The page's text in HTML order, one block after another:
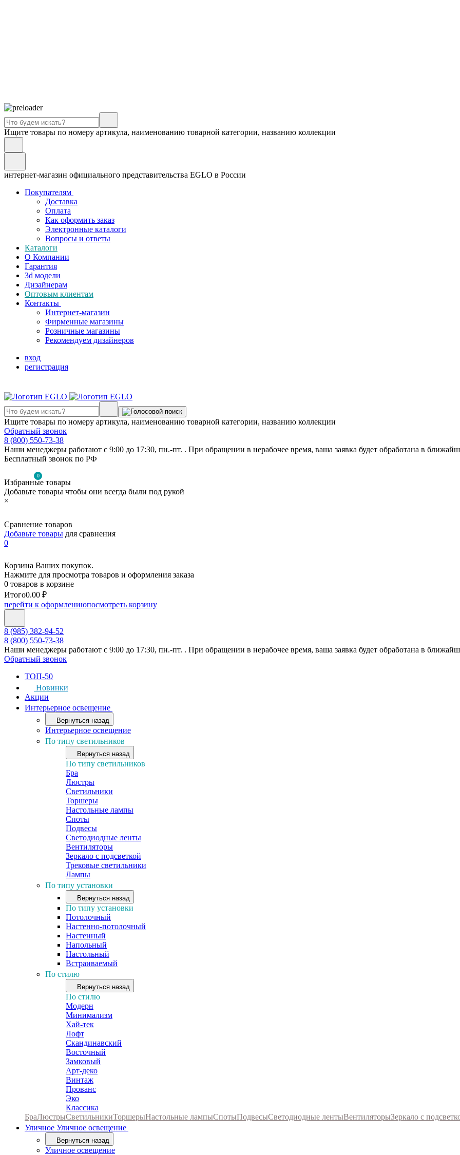
Ищите товары по номеру артикула, наименованию товарной категории, названию коллекции
интернет-магазин официального представительства EGLO в России
Покупателям
Доставка
Оплата
Как оформить заказ
Электронные каталоги
Вопросы и ответы
Каталоги
О Компании
Гарантия
3d модели
Дизайнерам
Оптовым клиентам
Контакты
Интернет-магазин
Фирменные магазины
Розничные магазины
Рекомендуем дизайнеров
вход
регистрация
Ищите товары по номеру артикула, наименованию товарной категории, названию коллекции
Обратный звонок
8 (800) 550-73-38
Наши менеджеры работают с 9:00 до 17:30, пн.-пт. . При обращении в нерабочее время, ваша заявка будет обработана в
Бесплатный звонок по РФ
0
Избранные товары
Добавьте товары чтобы они всегда были под рукой
×
Сравнение товаров
Добавьте товары для сравнения
0
Корзина Ваших покупок.
Нажмите для просмотра товаров и оформления заказа
0 товаров в корзине
Итого0.00 ₽
перейти к оформлениюпосмотреть корзину
8 (985) 382-94-52
8 (800) 550-73-38
Наши менеджеры работают с 9:00 до 17:30, пн.-пт. . При обращении в нерабочее время, ваша заявка будет обработана в
Обратный звонок
ТОП-50
Новинки
Акции
Интерьерное освещение
Вернуться назад
Интерьерное освещение
По типу светильников
Вернуться назад
По типу светильников
Бра
Люстры
Светильники
Торшеры
Настольные лампы
Споты
Подвесы
Светодиодные ленты
Вентиляторы
Зеркало с подсветкой
Трековые светильники
Лампы
По типу установки
Вернуться назад
По типу установки
Потолочный
Настенно-потолочный
Настенный
Напольный
Настольный
Встраиваемый
По стилю
Вернуться назад
По стилю
Модерн
Минимализм
Хай-тек
Лофт
Скандинавский
Восточный
Замковый
Арт-деко
Винтаж
Прованс
Эко
Классика
БраЛюстрыСветильникиТоршерыНастольные лампыСпотыПодвесыСветодиодные лентыВентиляторыЗеркало с
Уличное Уличное освещение
Вернуться назад
Уличное освещение